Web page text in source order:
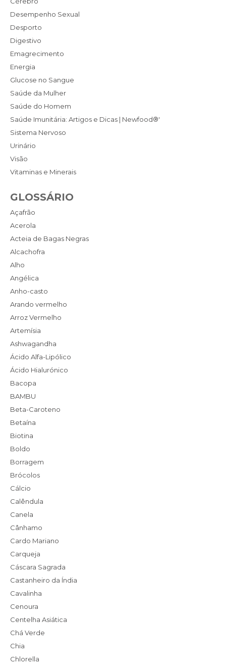
Desempenho Sexual
Desporto
Digestivo
Emagrecimento
Energia
Glucose no Sangue
Saúde da Mulher
Saúde do Homem
Saúde Imunitária: Artigos e Dicas | Newfood®'
Sistema Nervoso
Urinário
Visão
Vitaminas e Minerais
GLOSSÁRIO
Açafrão
Acerola
Acteia de Bagas Negras
Alcachofra
Alho
Angélica
Anho-casto
Arando vermelho
Arroz Vermelho
Artemísia
Ashwagandha
Ácido Alfa-Lipólico
Ácido Hialurónico
Bacopa
BAMBU
Beta-Caroteno
Betaína
Biotina
Boldo
Borragem
Brócolos
Cálcio
Calêndula
Canela
Cânhamo
Cardo Mariano
Carqueja
Cáscara Sagrada
Castanheiro da Índia
Cavalinha
Cenoura
Centelha Asiática
Chá Verde
Chia
Chlorella